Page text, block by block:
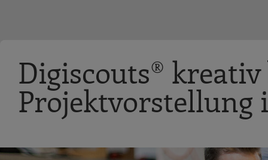
Digiscouts®
Projektvorstellung